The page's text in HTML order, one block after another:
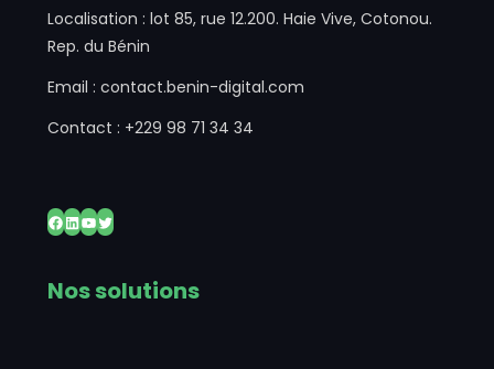
Localisation : lot 85, rue 12.200. Haie Vive, Cotonou.
Rep. du Bénin
Email : contact.benin-digital.com
Contact : +229 98 71 34 34
Facebook
LinkedIn
YouTube
Twitter
Nos solutions